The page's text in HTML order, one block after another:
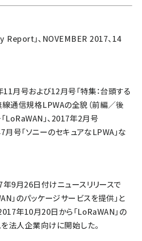
」、NOVEMBER 2017、14
月号および12月号「特集：台頭する
通信規格LPWAの全貌（前編／後
LoRaWAN」、2017年2月号
7月号「ソニーのセキュアなLPWA」な
9月26日付けニュースリリースで
」のパッケージサービスを提供」と
年10月20日から「LoRaWAN」の
法人企業向けに開始した。